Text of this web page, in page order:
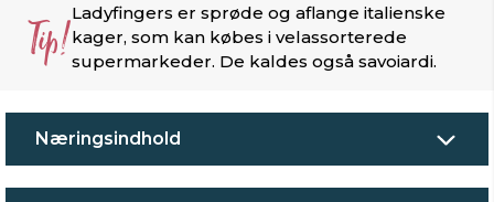
Tip!Ladyfingers er sprøde og aflange italienske
kager, som kan købes i velassorterede
supermarkeder. De kaldes også savoiardi.
Næringsindhold